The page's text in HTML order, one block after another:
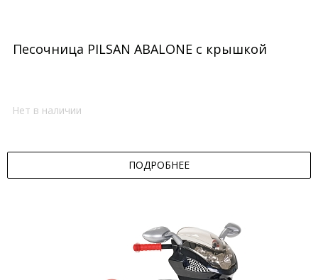
Песочница PILSAN ABALONE с крышкой
Нет в наличии
ПОДРОБНЕЕ